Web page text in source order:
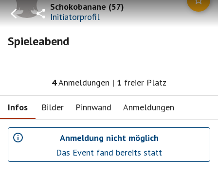
Schokobanane(57)
Initiatorprofil
Spieleabend
4Anmeldungen | 1 freier Platz
Infos Bilder Pinnwand Anmeldungen
Anmeldung nicht möglich
Das Event fand bereits statt